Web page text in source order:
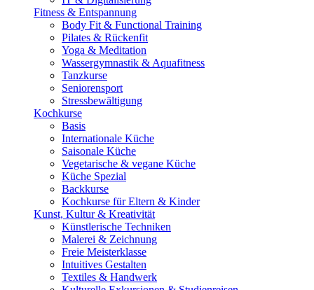
Fitness & Entspannung
Body Fit & Functional Training
Pilates & Rückenfit
Yoga & Meditation
Wassergymnastik & Aquafitness
Tanzkurse
Seniorensport
Stressbewältigung
Kochkurse
Basis
Internationale Küche
Saisonale Küche
Vegetarische & vegane Küche
Küche Spezial
Backkurse
Kochkurse für Eltern & Kinder
Kunst, Kultur & Kreativität
Künstlerische Techniken
Malerei & Zeichnung
Freie Meisterklasse
Intuitives Gestalten
Textiles & Handwerk